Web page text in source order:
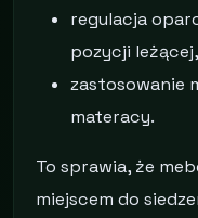
regulacja
pozycji leżącej,
zastosowanie
materacy.
To sprawia, że
miejscem do